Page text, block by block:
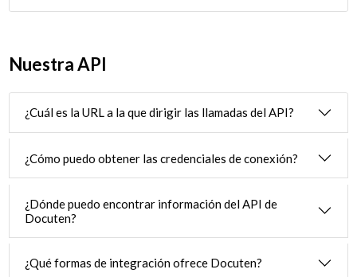
Nuestra API
¿Cuál es la URL a la que dirigir las llamadas del API?
¿Cómo puedo obtener las credenciales de conexión?
¿Dónde puedo encontrar información del API de
Docuten?
¿Qué formas de integración ofrece Docuten?